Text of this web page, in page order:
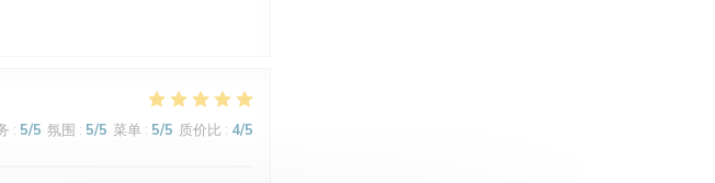
: 5/5 氛围 : 5/5 菜单 : 5/5 质价比 : 4/5